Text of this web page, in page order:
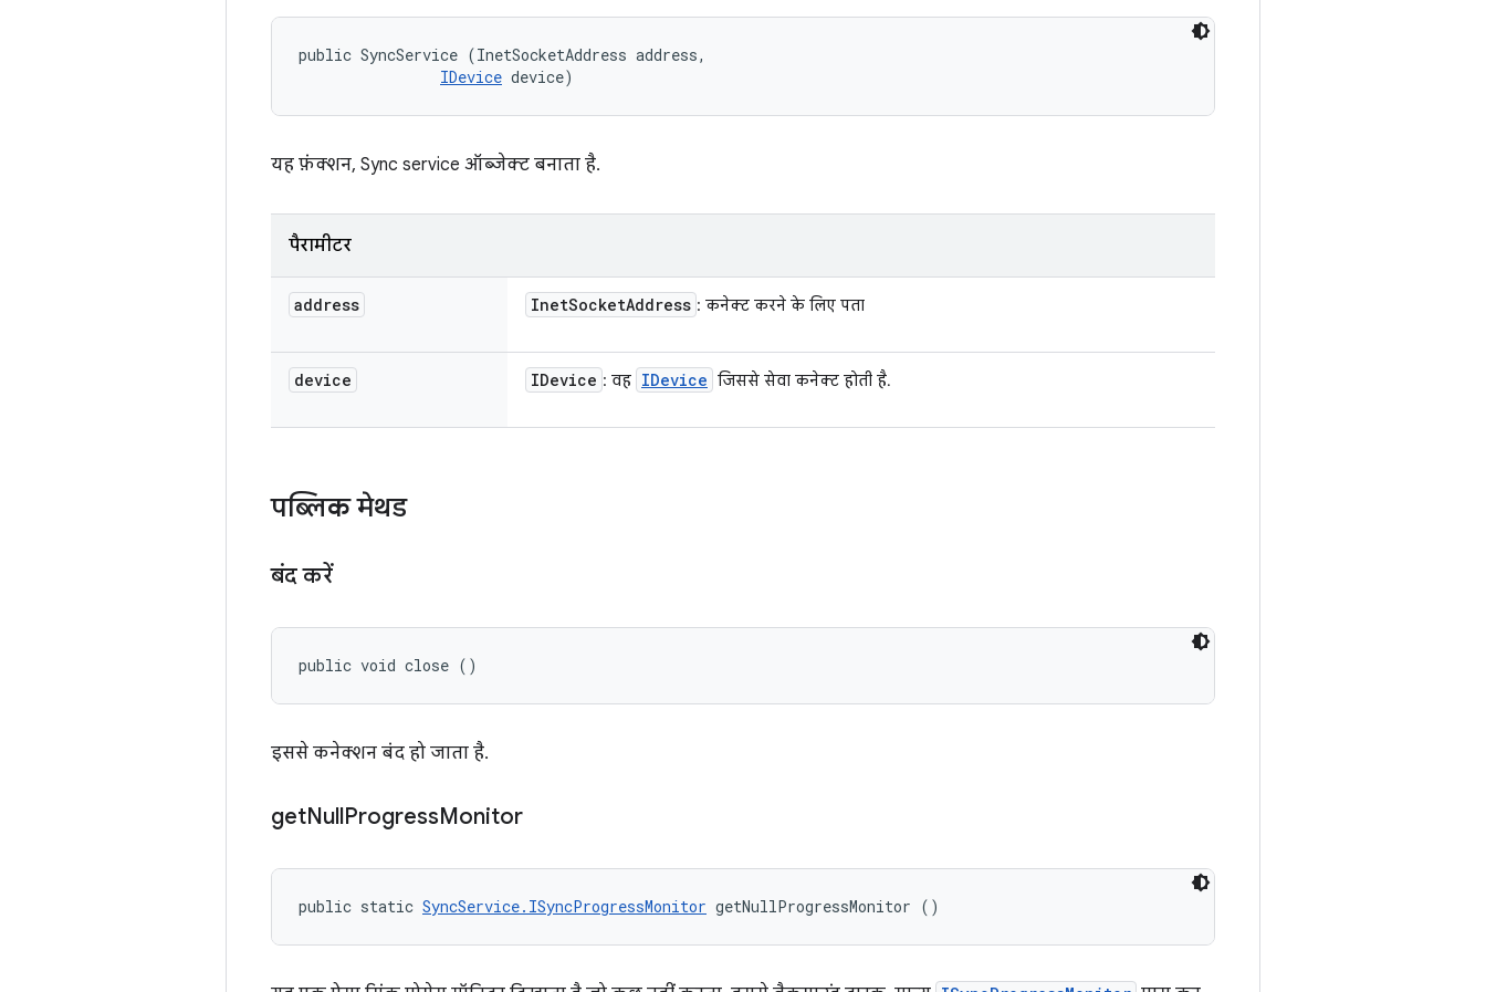
public SyncService (InetSocketAddress address,
IDevice device)
यह फ़ंक्शन, Sync service ऑब्जेक्ट बनाता है.
पैरामीटर
address InetSocketAddress : कनेक्ट करने के लिए पता
device IDevice : वह IDevice जिससे सेवा कनेक्ट होती है.
पब्लिक मेथड
बंद करें
public void close ()
इससे कनेक्शन बंद हो जाता है.
getNullProgressMonitor
public static SyncService.ISyncProgressMonitor getNullProgressMonitor ()